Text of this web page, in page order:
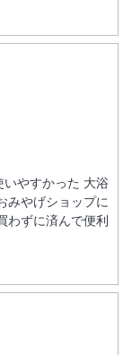
泊前の問い合わせ
。 今回のウェス
した。 コンビニ
助かります。 ま
やすかった 大浴
わずに済んで便利